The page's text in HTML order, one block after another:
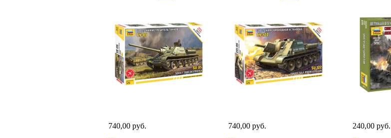
740,00 руб.
740,00 руб.
240,00 руб.